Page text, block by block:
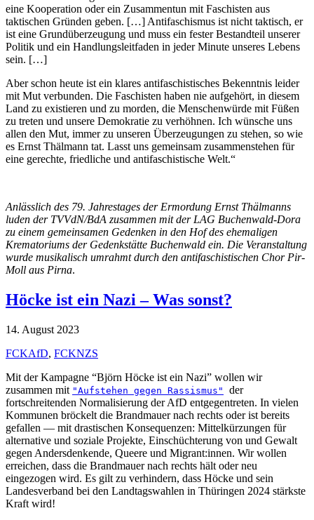
eine Kooperation oder ein Zusammentun mit Faschisten aus
taktischen Gründen geben. […] Antifaschismus ist nicht taktisch, er
ist eine Grundüberzeugung und muss ein fester Bestandteil unserer
Politik und ein Handlungsleitfaden in jeder Minute unseres Lebens
sein. […]
Aber schon heute ist ein klares antifaschistisches Bekenntnis leider
mit Mut verbunden. Die Faschisten haben nie aufgehört, in diesem
Land zu existieren und zu morden, die Menschenwürde mit Füßen
zu treten und unsere Demokratie zu verhöhnen. Ich wünsche uns
allen den Mut, immer zu unseren Überzeugungen zu stehen, so wie
es Ernst Thälmann tat. Lasst uns gemeinsam zusammenstehen für
eine gerechte, friedliche und antifaschistische Welt.“
Anlässlich des 79. Jahrestages der Ermordung Ernst Thälmanns
luden der TVVdN/BdA zusammen mit der LAG Buchenwald-Dora
zu einem gemeinsamen Gedenken in den Hof des ehemaligen
Krematoriums der Gedenkstätte Buchenwald ein. Die Veranstaltung
wurde musikalisch umrahmt durch den antifaschistischen Chor Pir-
Moll aus Pirna.
Höcke ist ein Nazi – Was sonst?
14. August 2023
FCKAfD, FCKNZS
Mit der Kampagne “Björn Höcke ist ein Nazi” wollen wir
zusammen mit "Aufstehen gegen Rassismus"
der
fortschreitenden Normalisierung der AfD entgegentreten. In vielen
Kommunen bröckelt die Brandmauer nach rechts oder ist bereits
gefallen — mit drastischen Konsequenzen: Mittelkürzungen für
alternative und soziale Projekte, Einschüchterung von und Gewalt
gegen Andersdenkende, Queere und Migrant:innen. Wir wollen
erreichen, dass die Brandmauer nach rechts hält oder neu
eingezogen wird. Es gilt zu verhindern, dass Höcke und sein
Landesverband bei den Landtagswahlen in Thüringen 2024 stärkste
Kraft wird!